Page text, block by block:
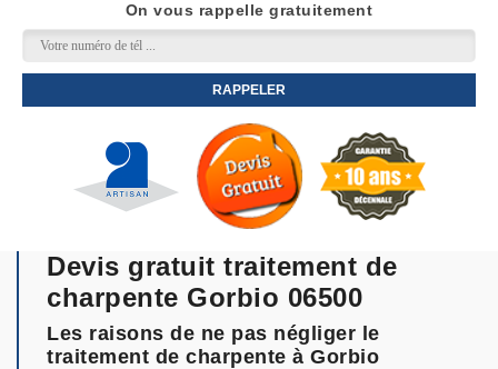
On vous rappelle gratuitement
Devis gratuit traitement de
charpente Gorbio 06500
Les raisons de ne pas négliger le
traitement de charpente à Gorbio